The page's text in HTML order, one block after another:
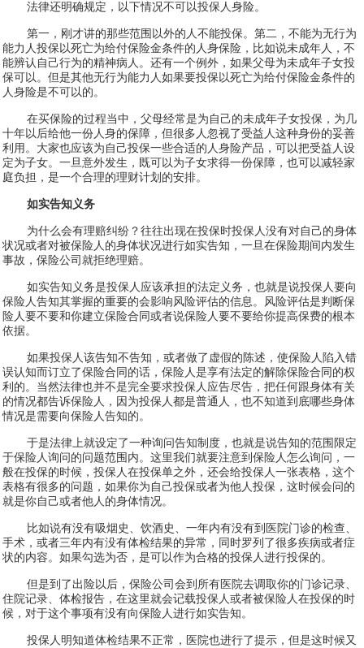
法律还明确规定，以下情况不可以投保人身险。
第一，刚才讲的那些范围以外的人不能投保。第二，不能为无行为
能力人投保以死亡为给付保险金条件的人身保险，比如说未成年人，不
能辨认自己行为的精神病人。还有一个例外，如果父母为未成年子女投
保可以。但是其他无行为能力人如果要投保以死亡为给付保险金条件的
人身险是不可以的。
在买保险的过程当中，父母经常是为自己的未成年子女投保，为几
十年以后给他一份人身的保障，但很多人忽视了受益人这种身份的妥善
利用。大家也应该为自己投保一些合适的人身险产品，可以把受益人设
定为子女。一旦意外发生，既可以为子女求得一份保障，也可以减轻家
庭负担，是一个合理的理财计划的安排。
如实告知义务
为什么会有理赔纠纷？往往出现在投保时投保人没有对自己的身体
状况或者对被保险人的身体状况进行如实告知，一旦在保险期间内发生
事故，保险公司就拒绝理赔。
如实告知义务是投保人应该承担的法定义务，也就是说投保人要向
保险人告知其掌握的重要的会影响风险评估的信息。风险评估是判断保
险人要不要和你建立保险合同或者说保险人要不要给你提高保费的根本
依据。
如果投保人该告知不告知，或者做了虚假的陈述，使保险人陷入错
误认知而订立了保险合同的话，保险人是享有法定的解除保险合同的权
利的。当然法律也并不是完全要求投保人应告尽告，把任何跟身体有关
的情况都告诉保险人，因为投保人都是普通人，也不知道到底哪些身体
情况是需要向保险人告知的。
于是法律上就设定了一种询问告知制度，也就是说告知的范围限定
于保险人询问的问题范围内。这里我们就要注意到保险人怎么询问，一
般在投保的时候，投保人在投保单之外，还会给投保人一张表格，这个
表格有很多的问题，如果你为自己投保或者为他人投保，这时候会问的
就是你自己或者他人的身体情况。
比如说有没有吸烟史、饮酒史、一年内有没有到医院门诊的检查、
手术，或者三年内有没有体检结果的异常，同时罗列了很多疾病或者症
状的内容。如果勾选为否，是可以作为合格的投保人进行投保的。
但是到了出险以后，保险公司会到所有医院去调取你的门诊记录、
住院记录、体检报告，在这里就会记载投保人或者被保险人在投保的时
候，对于这个事项有没有向保险人进行如实告知。
投保人明知道体检结果不正常，医院也进行了提示，但是这时候又